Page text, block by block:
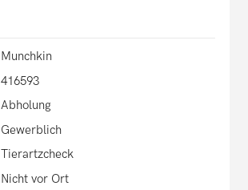
Munchkin
416593
Abholung
Gewerblich
Tierartzcheck
Nicht vor Ort